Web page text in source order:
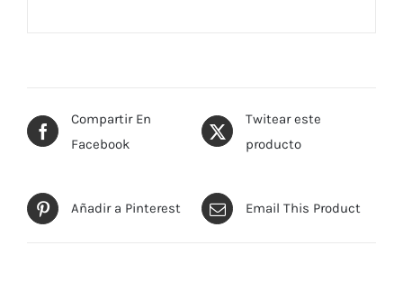
Compartir En
Facebook
Twitear este
producto
Añadir a Pinterest Email This Product